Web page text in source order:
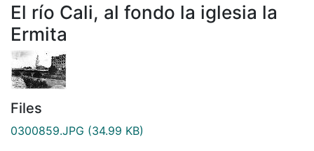
El río Cali, al fondo la iglesia la
Ermita
Files
0300859.JPG (34.99 KB)